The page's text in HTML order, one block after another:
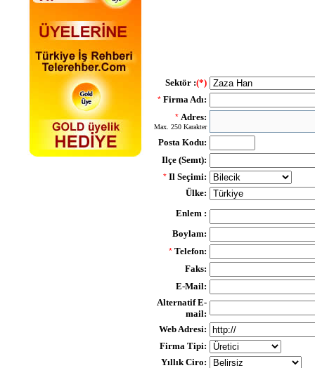
Sektör :(*)
* Firma Adı:
* Adres:
Max. 250 Karakter
Posta Kodu:
Ilçe (Semt):
* Il Seçimi:
Ülke:
Enlem :
Boylam:
* Telefon:
Faks:
E-Mail:
Alternatif E-
mail:
Web Adresi:
Firma Tipi:
Yıllık Ciro: